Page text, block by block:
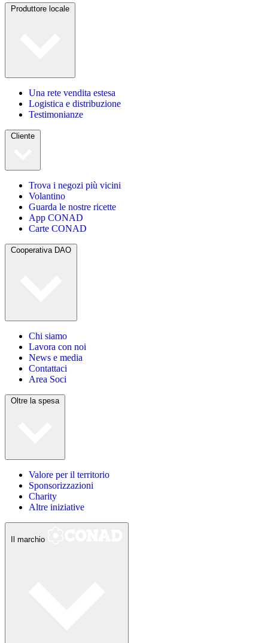
Produttore locale
Una rete vendita estesa
Logistica e distribuzione
Testimonianze
Cliente
Trova i negozi più vicini
Volantino
Guarda le nostre ricette
App CONAD
Carte CONAD
Cooperativa DAO
Chi siamo
Lavora con noi
News e media
Contattaci
Area Soci
Oltre la spesa
Valore per il territorio
Sponsorizzazioni
Charity
Altre iniziative
Il marchio